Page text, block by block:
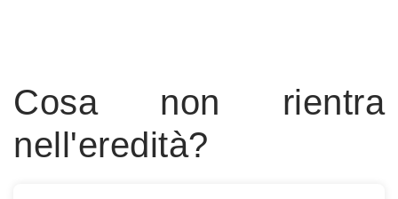
Cosa non rientra
nell'eredità?